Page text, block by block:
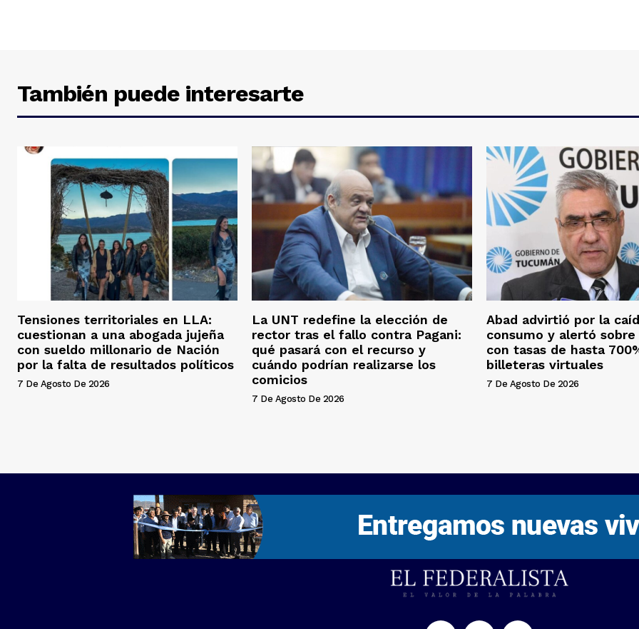
También puede interesarte
Tensiones territoriales en LLA:
cuestionan a una abogada jujeña
con sueldo millonario de Nación
por la falta de resultados políticos
7 De Agosto De 2026
La UNT redefine la elección de
rector tras el fallo contra Pagani:
qué pasará con el recurso y
cuándo podrían realizarse los
comicios
7 De Agosto De 2026
Abad advirtió por la
consumo y alertó
con tasas de hasta
billeteras virtuales
7 De Agosto De 2026